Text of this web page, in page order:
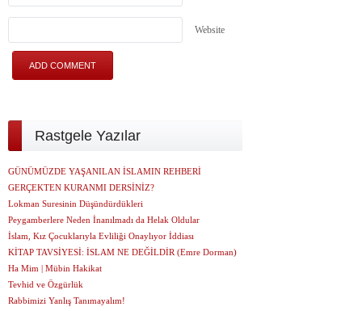
Website
Rastgele Yazılar
GÜNÜMÜZDE YAŞANILAN İSLAMIN REHBERİ
GERÇEKTEN KURANMI DERSİNİZ?
Lokman Suresinin Düşündürdükleri
Peygamberlere Neden İnanılmadı da Helak Oldular
İslam, Kız Çocuklarıyla Evliliği Onaylıyor İddiası
KİTAP TAVSİYESİ: İSLAM NE DEĞİLDİR (Emre Dorman)
Ha Mim | Mübin Hakikat
Tevhid ve Özgürlük
Rabbimizi Yanlış Tanımayalım!